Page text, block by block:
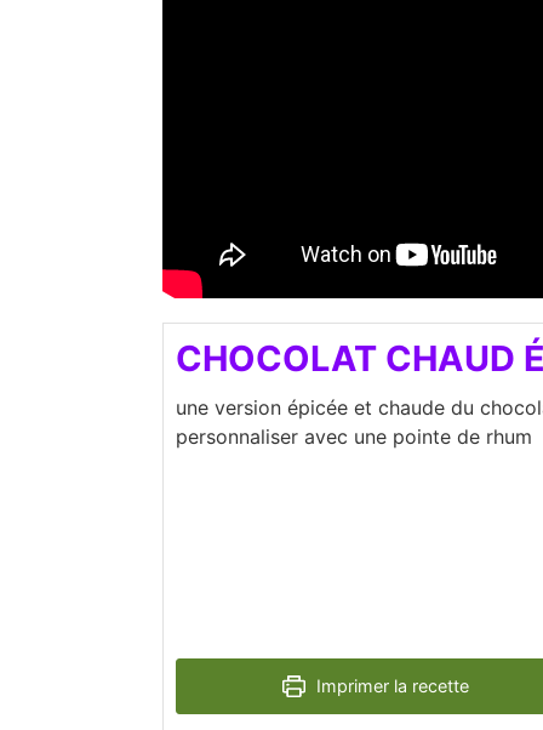
CHOCOLAT CHAUD
une version épicée et chaude du
personnaliser avec une pointe de rhum
Imprimer la recette